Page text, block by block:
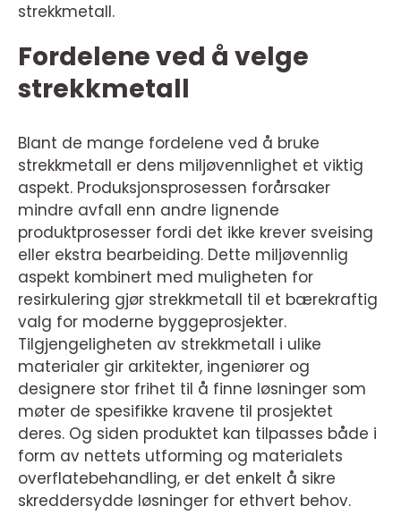
strekkmetall.
Fordelene ved å velge
strekkmetall
Blant de mange fordelene ved å bruke
strekkmetall er dens miljøvennlighet et viktig
aspekt. Produksjonsprosessen forårsaker
mindre avfall enn andre lignende
produktprosesser fordi det ikke krever sveising
eller ekstra bearbeiding. Dette miljøvennlig
aspekt kombinert med muligheten for
resirkulering gjør strekkmetall til et bærekraftig
valg for moderne byggeprosjekter.
Tilgjengeligheten av strekkmetall i ulike
materialer gir arkitekter, ingeniører og
designere stor frihet til å finne løsninger som
møter de spesifikke kravene til prosjektet
deres. Og siden produktet kan tilpasses både i
form av nettets utforming og materialets
overflatebehandling, er det enkelt å sikre
skreddersydde løsninger for ethvert behov.